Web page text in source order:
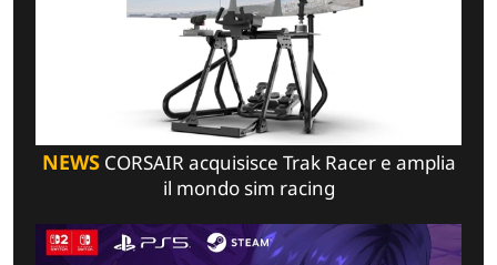
NEWSCORSAIR acquisisce Trak Racer e amplia
il mondo sim racing